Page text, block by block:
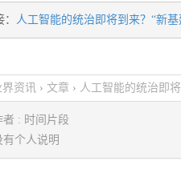
人工智能的统治即将到来？“新
界资讯 › 文章 › 人工智能的统治即
者 : 时间片段
有个人说明